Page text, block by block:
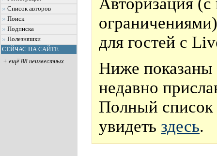
Список авторов
Поиск
Подписка
Полезняшки
СЕЙЧАС НА САЙТЕ
+ ещё 88 неизвестных
для гостей с
Ниже показаны
недавно
Полный
увидеть здесь.